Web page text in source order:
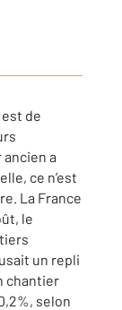
de
ancien a
ce n’est
La France
le
un repli
chantier
selon